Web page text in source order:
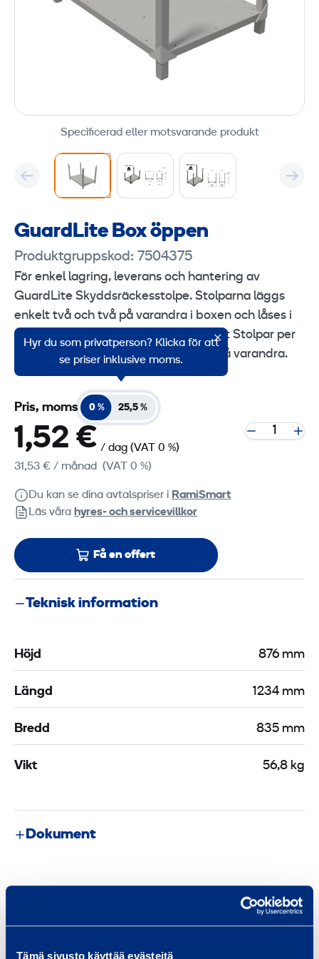
Tämä sivusto käyttää evästeitä
Specificerad eller motsvarande produkt
GuardLite Box öppen
Produktgruppskod: 7504375
För enkel lagring, leverans och hantering av
GuardLite Skyddsräckesstolpe. Stolparna läggs
enkelt två och två på varandra i boxen och låses i
sidled av de fyra stödrören. Max 100st Stolpar per
box. Boxen är stapelbar upp till 3 st på varandra.
Hyr du som privatperson? Klicka för att
se priser inklusive moms.
Pris, moms 0 % 25,5 %
1,52 € / dag (VAT 0 %)
31,53 € / månad (VAT 0 %)
Du kan se dina avtalspriser i RamiSmart
Läs våra hyres‑ och servicevillkor
Få en offert
Teknisk information
Höjd 876 mm
Längd 1234 mm
Bredd 835 mm
Vikt 56,8 kg
Dokument